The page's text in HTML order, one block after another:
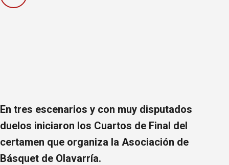
En tres escenarios y con muy disputados
duelos iniciaron los Cuartos de Final del
certamen que organiza la Asociación de
Básquet de Olavarría.